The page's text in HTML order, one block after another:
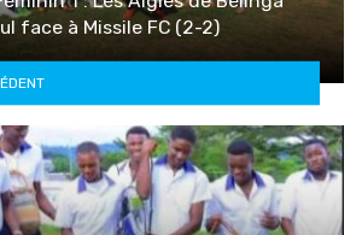
face à Missile FC (2-2)